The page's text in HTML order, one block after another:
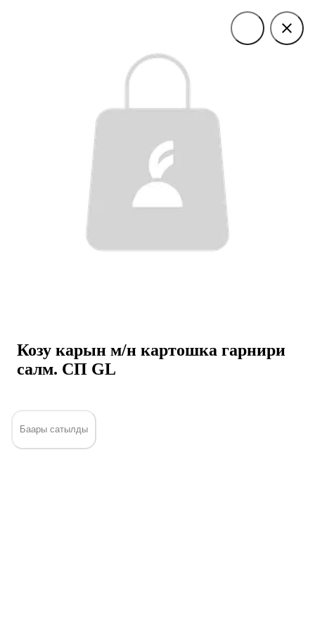
Козу карын м/н картошка гарнири
салм. СП GL
Баары сатылды